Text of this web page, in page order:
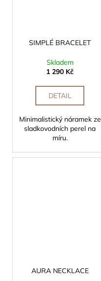
SIMPLÉ BRACELET
Skladem
1 290 Kč
DETAIL
Minimalistický náramek ze
sladkovodních perel na
míru.
AURA NECKLACE